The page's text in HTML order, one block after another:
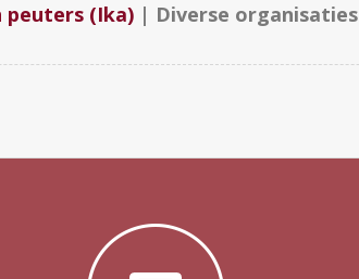
peuters (Ika) | Diverse organisaties